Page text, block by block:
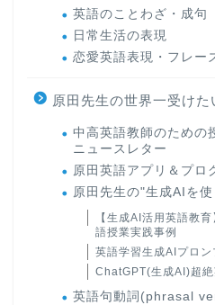
英語のことわざ・成句
日常生活の表現
恋愛英語表現・フレー
原田先生の世界一受けた
中高英語教師のための
ニュースレター
原田英語アプリ＆プロ
原田先生の"生成AIを
【生成AI活用英語教
語授業実践事例
英語学習生成AIプロン
ChatGPT(生成AI)超絶
英語句動詞(phrasal